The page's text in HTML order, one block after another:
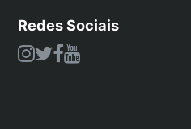
Redes Sociais